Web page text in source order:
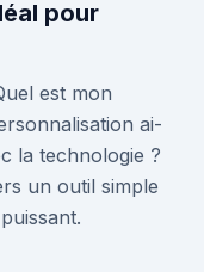
pour
est mon
ai-
la technologie ?
un outil simple